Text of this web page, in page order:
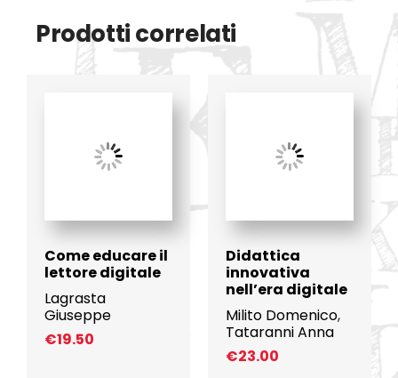
Prodotti correlati
Come educare il
lettore digitale
Lagrasta
Giuseppe
€19.50
Didattica
innovativa
nell’era digitale
Milito Domenico,
Tataranni Anna
€23.00